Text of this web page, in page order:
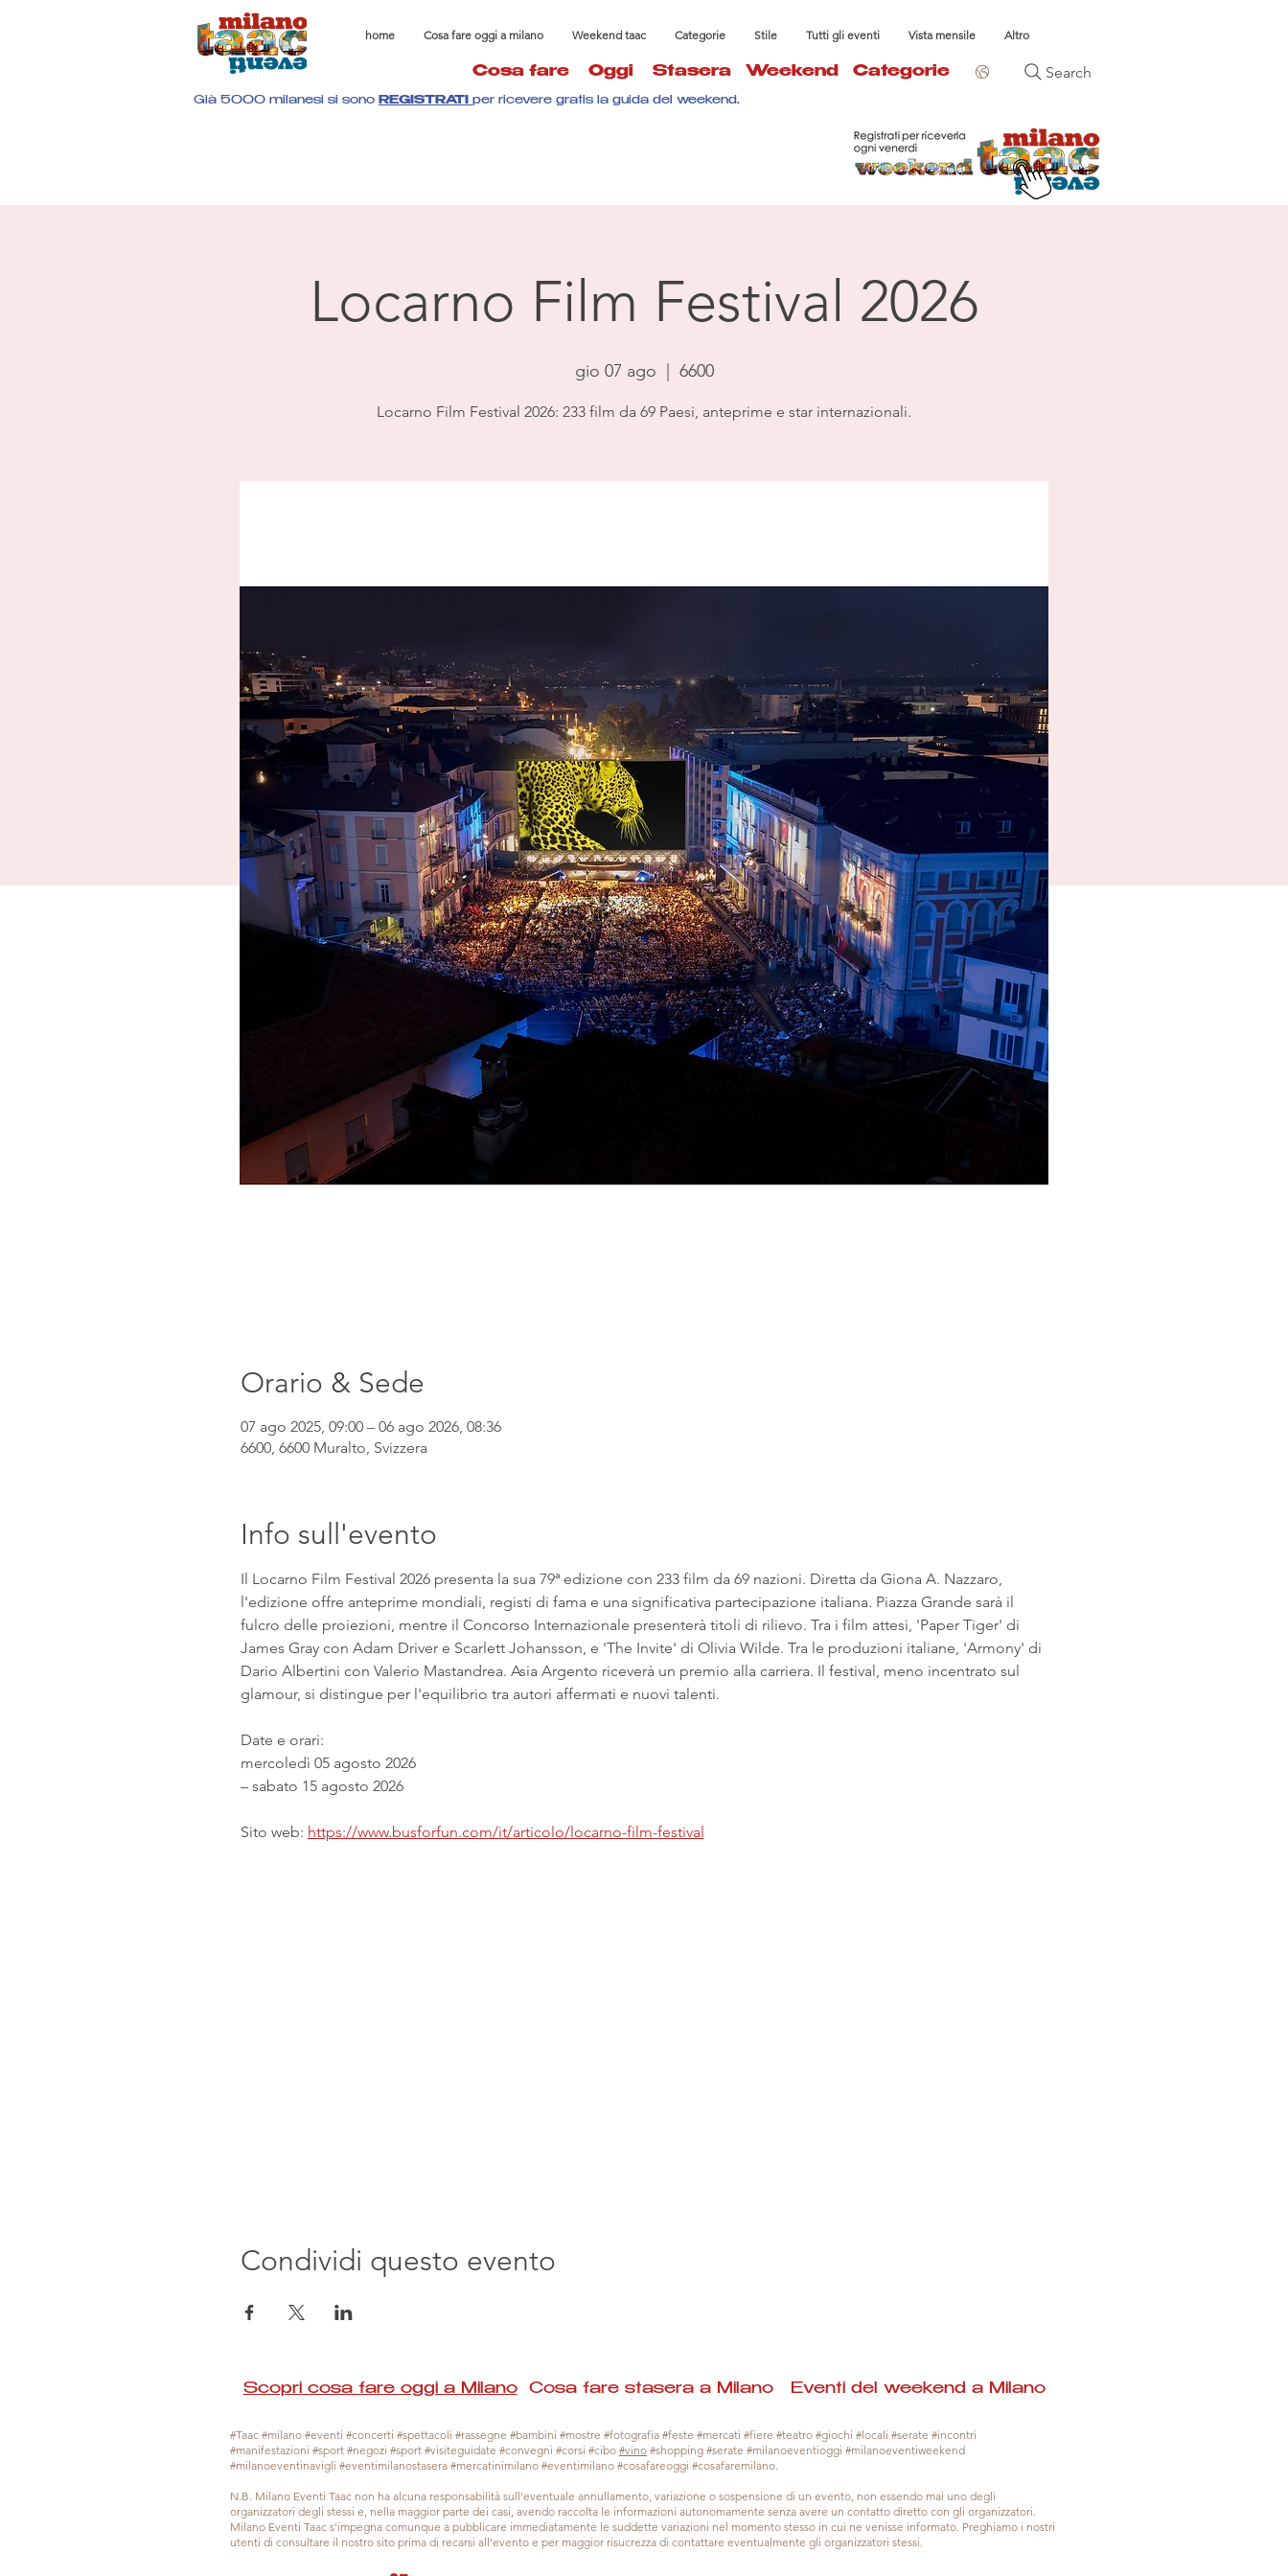
home Cosa fare oggi a milano Weekend taac Categorie Stile Tutti gli eventi Vista mensile Altro
Cosa fare Oggi Stasera Weekend Categorie Search
Già 5000 milanesi si sono REGISTRATI per ricevere gratis la guida del weekend.
Locarno Film Festival 2026
gio 07 ago 6600
Locarno Film Festival 2026: 233 film da 69 Paesi, anteprime e star internazionali.
Orario & Sede
07 ago 2025, 09:00 – 06 ago 2026, 08:36
6600, 6600 Muralto, Svizzera
Info sull'evento
Il Locarno Film Festival 2026 presenta la sua 79ª edizione con 233 film da 69 nazioni. Diretta da Giona A. Nazzaro,
l'edizione offre anteprime mondiali, registi di fama e una significativa partecipazione italiana. Piazza Grande sarà il
fulcro delle proiezioni, mentre il Concorso Internazionale presenterà titoli di rilievo. Tra i film attesi, 'Paper Tiger' di
James Gray con Adam Driver e Scarlett Johansson, e 'The Invite' di Olivia Wilde. Tra le produzioni italiane, 'Armony' di
Dario Albertini con Valerio Mastandrea. Asia Argento riceverà un premio alla carriera. Il festival, meno incentrato sul
glamour, si distingue per l'equilibrio tra autori affermati e nuovi talenti.
Date e orari:
mercoledì 05 agosto 2026
– sabato 15 agosto 2026
Sito web: https://www.busforfun.com/it/articolo/locarno-film-festival
Condividi questo evento
Scopri cosa fare oggi a MilanoCosa fare stasera a Milano Eventi del weekend a Milano
#Taac #milano #eventi #concerti #spettacoli #rassegne #bambini #mostre #fotografia #feste #mercati #fiere #teatro #giochi #locali #serate #incontri
#manifestazioni #sport #negozi #sport #visiteguidate #convegni #corsi #cibo #vino #shopping #serate #milanoeventioggi #milanoeventiweekend
#milanoeventinavigli #eventimilanostasera #mercatinimilano #eventimilano #cosafareoggi #cosafaremilano.
N.B. Milano Eventi Taac non ha alcuna responsabilità sull'eventuale annullamento, variazione o sospensione di un evento, non essendo mai uno degli
organizzatori degli stessi e, nella maggior parte dei casi, avendo raccolta le informazioni autonomamente senza avere un contatto diretto con gli organizzatori.
Milano Eventi Taac s'impegna comunque a pubblicare immediatamente le suddette variazioni nel momento stesso in cui ne venisse informato. Preghiamo i nostri
utenti di consultare il nostro sito prima di recarsi all'evento e per maggior risucrezza di contattare eventualmente gli organizzatori stessi.